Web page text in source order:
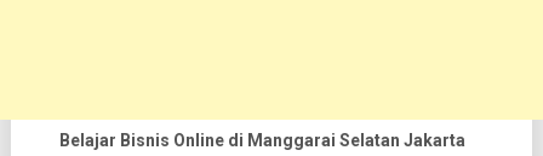
Belajar Bisnis Online di Manggarai Selatan Jakarta